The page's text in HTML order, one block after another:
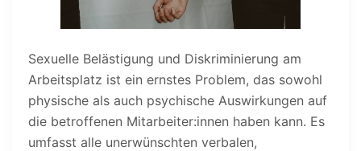
Sexuelle Belästigung und Diskriminierung am
Arbeitsplatz ist ein ernstes Problem, das sowohl
physische als auch psychische Auswirkungen auf
die betroffenen Mitarbeiter:innen haben kann. Es
umfasst alle unerwünschten verbalen,